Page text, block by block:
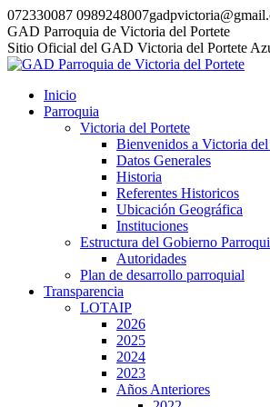
Saltar
al
contenido
072330087 0989248007
Facebook
Instagram
Tumblr
GAD Parroquia de Victoria del Portete
Sitio Oficial del GAD Victoria del Portete
Inicio
Parroquia
Victoria del Portete
Bienvenidos a Victoria del
Datos Generales
Historia
Referentes Historicos
Ubicación Geográfica
Instituciones
Estructura del Gobierno
Autoridades
Plan de desarrollo parroquial
Transparencia
LOTAIP
2026
2025
2024
2023
Años Anteriores